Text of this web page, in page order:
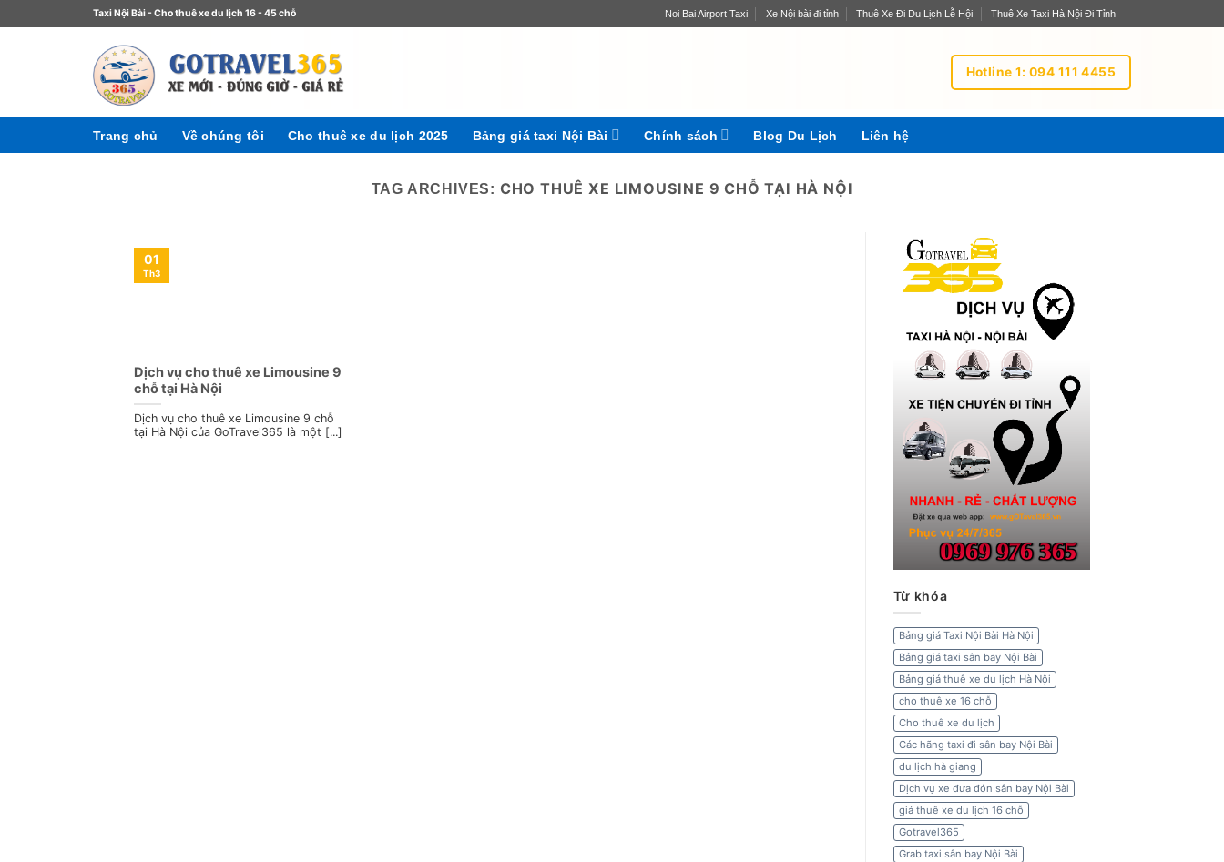
Taxi Nội Bài - Cho thuê xe du lịch 16 - 45 chỗ Noi Bai Airport Taxi Xe Nội bài đi tỉnh Thuê Xe Đi Du Lịch Lễ Hội Thuê Xe Taxi Hà Nội Đi Tỉnh
Hotline 1: 094 111 4455
Trang chủ Về chúng tôi Cho thuê xe du lịch 2025 Bảng giá taxi Nội Bài Chính sách Blog Du Lịch Liên hệ
TAG ARCHIVES: CHO THUÊ XE LIMOUSINE 9 CHỖ TẠI HÀ NỘI
Dịch vụ cho thuê xe Limousine 9
chỗ tại Hà Nội
Dịch vụ cho thuê xe Limousine 9 chỗ
tại Hà Nội của GoTravel365 là một [...]
01
Th3
Từ khóa
Bảng giá Taxi Nội Bài Hà Nội
Bảng giá taxi sân bay Nội Bài
Bảng giá thuê xe du lịch Hà Nội
cho thuê xe 16 chỗ
Cho thuê xe du lịch
Các hãng taxi đi sân bay Nội Bài
du lịch hà giang
Dịch vụ xe đưa đón sân bay Nội Bài
giá thuê xe du lịch 16 chỗ
Gotravel365
Grab taxi sân bay Nội Bài